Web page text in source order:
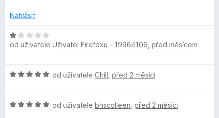
o
e
n
5
Nahlásit
H
o
o
n
od uživatele Uživatel Firefoxu - 19964106 před měsícem
H
n
od uživatele Chill před 2 měsíci
H
od uživatele bhscolleen před 2 měsíci